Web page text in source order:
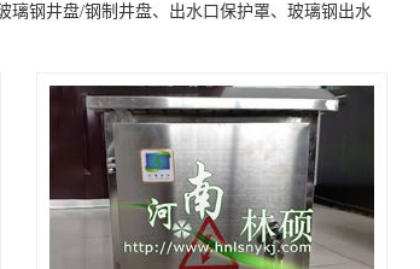
璃钢井盘/钢制井盘、出水口保护罩、玻璃钢出水